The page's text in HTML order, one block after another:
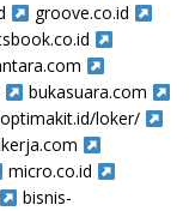
groove.co.id
bukasuara.com
optimakit.id/loker/
micro.co.id
bisnis-